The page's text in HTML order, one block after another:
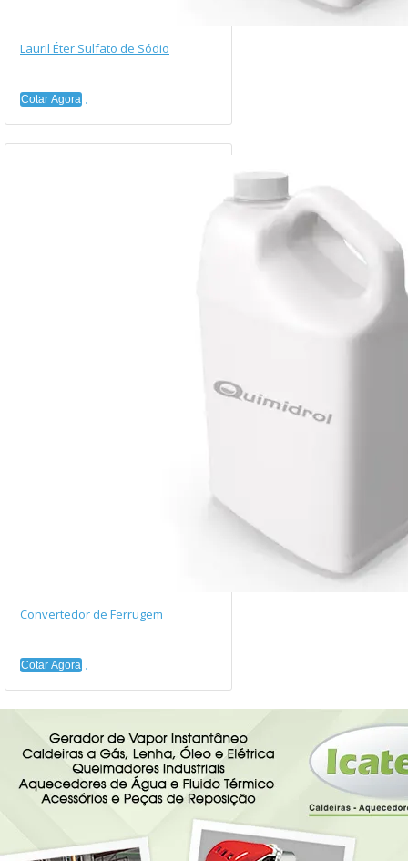
Lauril Éter Sulfato de Sódio
Cotar Agora
Convertedor de Ferrugem
Cotar Agora